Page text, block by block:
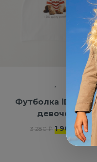
Футболка iDO для
девочек
3 280 ₽ 1 968 ₽